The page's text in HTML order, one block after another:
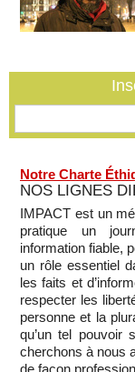
La Centrafrique
un incident frontalier
Notre Charte
NOS LIGNES
IMPACT est un
pratique un
information fiable,
un rôle essentiel
les faits et
respecter les
personne et la
qu’un tel pouvoir
cherchons à nous
de façon